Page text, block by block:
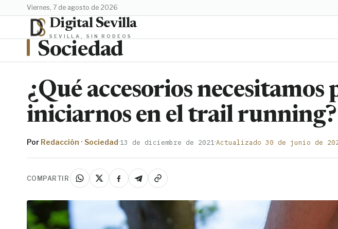
viernes, 7 de agosto de 2026
Digital Sevilla
SEVILLA, SIN RODEOS
Sociedad
¿Qué accesorios necesitamos
iniciarnos en el trail running?
Por Redacción · Sociedad·13 de diciembre de 2021·Actualizado 30 de junio de
COMPARTIR